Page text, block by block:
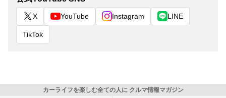
X YouTube Instagram LINE
TikTok
カーライフを楽しむ全ての人に クルマ情報マガジン